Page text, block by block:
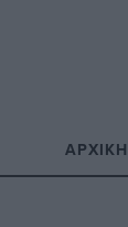
ΑΡΧΙΚΉ